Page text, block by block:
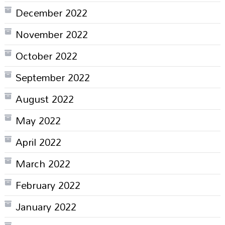
December 2022
November 2022
October 2022
September 2022
August 2022
May 2022
April 2022
March 2022
February 2022
January 2022